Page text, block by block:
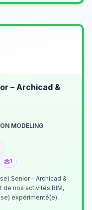
– Archicad &
MODELING
1
Senior – Archicad &
expérimenté(e)